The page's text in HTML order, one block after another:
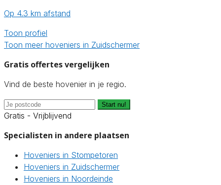
Op 4.3 km afstand
Toon profiel
Toon meer hoveniers in Zuidschermer
Gratis offertes vergelijken
Vind de beste hovenier in je regio.
Start nu!
Gratis - Vrijblijvend
Specialisten in andere plaatsen
Hoveniers in Stompetoren
Hoveniers in Zuidschermer
Hoveniers in Noordeinde